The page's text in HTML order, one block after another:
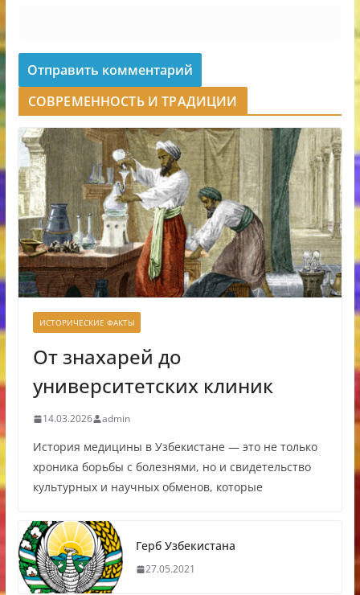
СОВРЕМЕННОСТЬ И ТРАДИЦИИ
ИСТОРИЧЕСКИЕ ФАКТЫ
От знахарей до
университетских клиник
14.03.2026 admin
История медицины в Узбекистане — это не только
хроника борьбы с болезнями, но и свидетельство
культурных и научных обменов, которые
Герб Узбекистана
27.05.2021